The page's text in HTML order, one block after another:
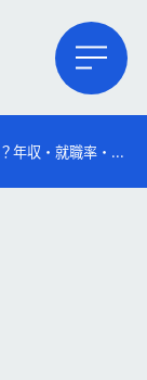
工学博士の就職先は？年収・就職率・取得メリットをわかりやすく解説